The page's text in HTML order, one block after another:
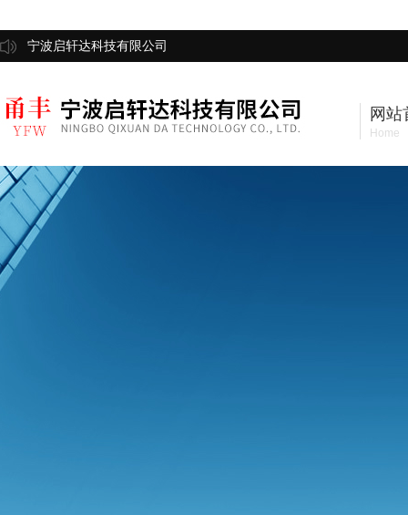
宁波启轩达科技有限公司
网站
Home